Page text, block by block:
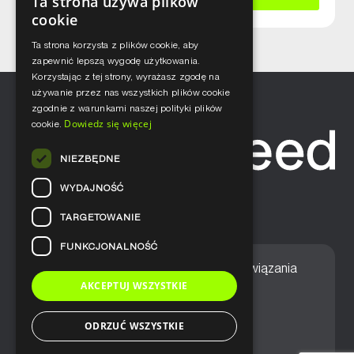
Home Nasze podejście Rozwiązania
Usługi Aktualności
cookie
Ta strona korzysta z plików cookie, aby
zapewnić lepszą wygodę użytkowania.
Korzystając z tej strony, wyrażasz zgodę na
używanie przez nas wszystkich plików cookie
zgodnie z warunkami naszej polityki plików
cookie. Dowiedz się więcej
NIEZBĘDNE
WYDAJNOŚĆ
TARGETOWANIE
FUNKCJONALNOŚĆ
AKCEPTUJ WSZYSTKIE
ODRZUĆ WSZYSTKIE